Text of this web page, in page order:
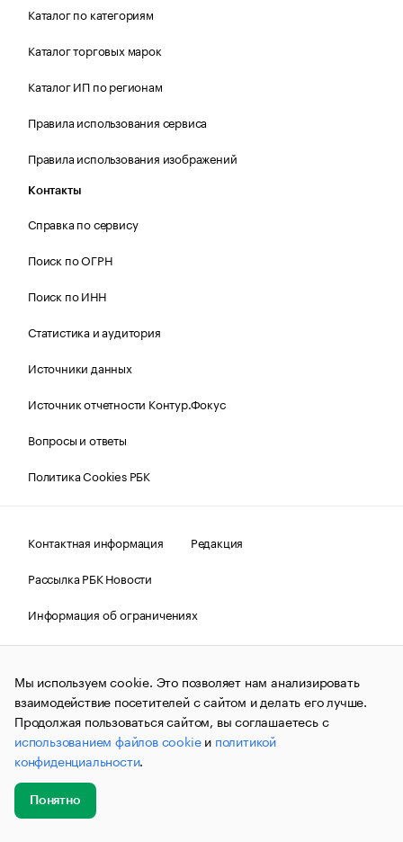
Каталог по категориям
Каталог торговых марок
Каталог ИП по регионам
Правила использования сервиса
Правила использования изображений
Контакты
Справка по сервису
Поиск по ОГРН
Поиск по ИНН
Статистика и аудитория
Источники данных
Источник отчетности Контур.Фокус
Вопросы и ответы
Политика Cookies РБК
Контактная информация
Редакция
Рассылка РБК Новости
Информация об ограничениях
Правовая информация
О соблюдении авторских прав
© АО «РОСБИЗНЕСКОНСАЛТИНГ»,1995–2026.Сообщения
и материалы информационного агентства «РБК»
(зарегистрировано Федеральной службой по надзору в сфере
связи, информационных технологий и массовых
коммуникаций (Роскомнадзор) 09.12.2015 за номером ИА
№ФС77-63848) сопровождаются пометкой «РБК». Отдельные
публикации могут содержать информацию,
не предназначенную для пользователей
до 18 лет.
Мы используем cookie. Это позволяет нам анализировать
взаимодействие посетителей с сайтом и делать его лучше.
Продолжая пользоваться сайтом, вы соглашаетесь с
использованием файлов cookieи политикой
конфиденциальности.
Понятно